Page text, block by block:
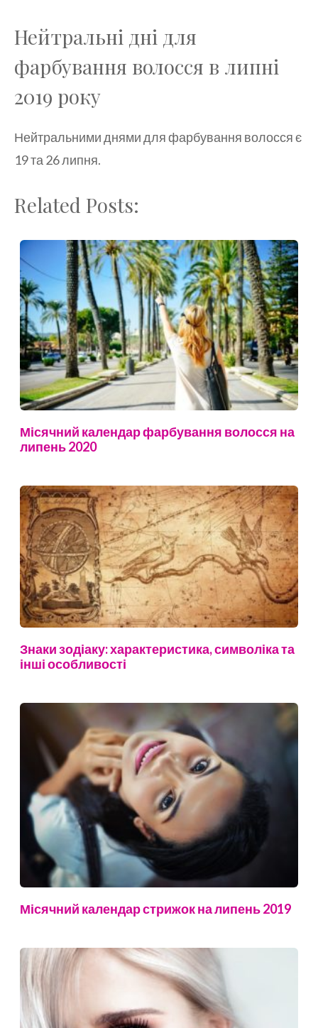
Нейтральні дні для
фарбування волосся в липні
2019 року
Нейтральними днями для фарбування волосся є
19 та 26 липня.
Related Posts:
Місячний календар фарбування волосся на
липень 2020
Знаки зодіаку: характеристика, символіка та
інші особливості
Місячний календар стрижок на липень 2019